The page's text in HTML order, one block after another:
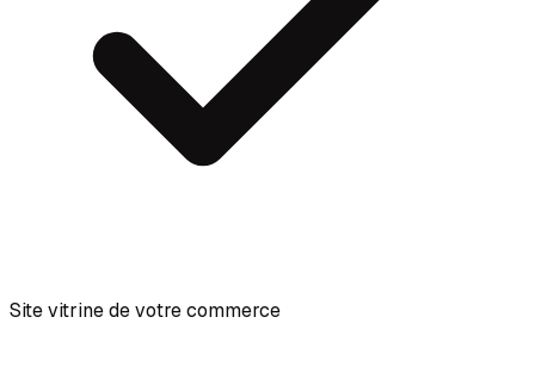
Site vitrine de votre commerce